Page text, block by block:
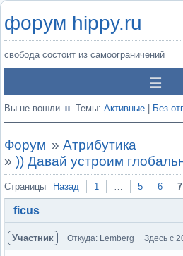
форум hippy.ru
свобода состоит из самоограничений
Вы не вошли. Темы: Активные Без
Форум » Атрибутика
» )) Давай устроим
Страницы Назад 1 … 5 6 7
ficus
Участник Откуда: Lemberg Здесь с